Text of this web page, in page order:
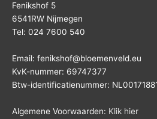
Fenikshof 5
6541RW Nijmegen
Tel: 024 7600 540
Email: fenikshof@bloemenveld.eu
KvK-nummer: 69747377
Btw-identificatienummer:
Algemene Voorwaarden: Klik hier